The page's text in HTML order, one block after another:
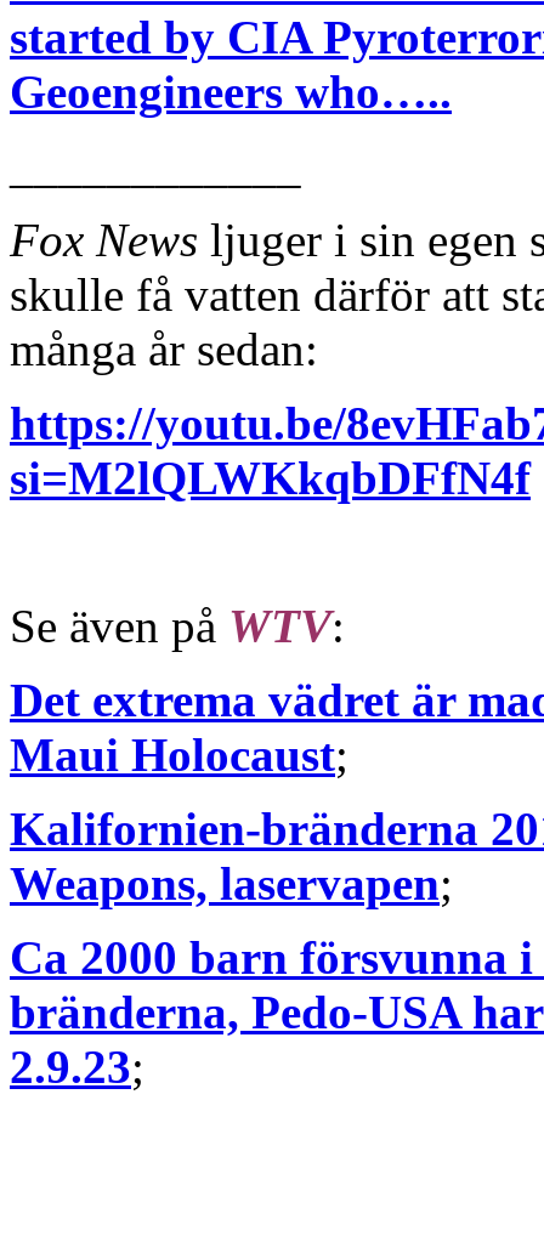
started by CIA
Geoengineers who…..
Fox News ljuger i sin egen
skulle få vatten därför att
många år sedan:
https://youtu.be/
si=M2lQLWKkqbDFfN4f
Se även på WTV:
Det extrema vädret är
Maui Holocaust;
Kalifornien-bränderna
Weapons, laservapen;
Ca 2000 barn försvunna
bränderna, Pedo-USA
2.9.23;